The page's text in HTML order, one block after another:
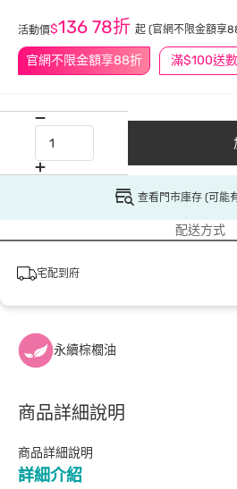
官網不限金額享88折
活動價$136 78折 起 (官網不限金額享
查看門市庫存 (可能
配送方式
宅配到府
永續棕櫚油
商品詳細說明
商品詳細說明
詳細介紹